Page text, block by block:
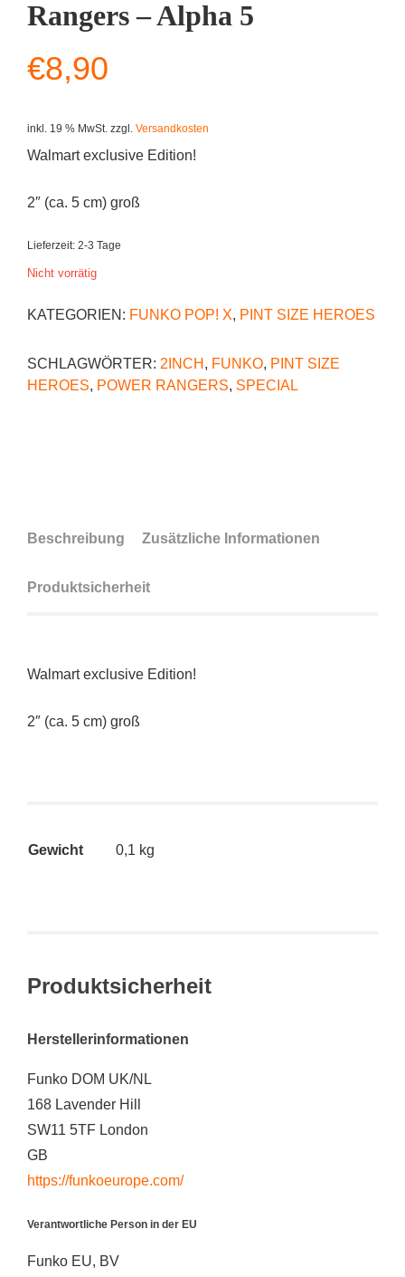
Rangers – Alpha 5
€8,90
inkl. 19 % MwSt. zzgl. Versandkosten
Walmart exclusive Edition!
2″ (ca. 5 cm) groß
Lieferzeit: 2-3 Tage
Nicht vorrätig
KATEGORIEN: FUNKO POP! X, PINT SIZE HEROES
SCHLAGWÖRTER: 2INCH , FUNKO, PINT SIZE
HEROES, POWER RANGERS, SPECIAL
Beschreibung Zusätzliche Informationen
Produktsicherheit
Walmart exclusive Edition!
2″ (ca. 5 cm) groß
Gewicht 0,1 kg
Produktsicherheit
Herstellerinformationen
Funko DOM UK/NL
168 Lavender Hill
SW11 5TF London
GB
https://funkoeurope.com/
Verantwortliche Person in der EU
Funko EU, BV